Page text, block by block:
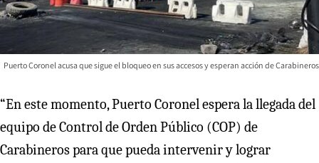
Puerto Coronel acusa que sigue el bloqueo en sus accesos y esperan acción de Carabineros
“En este momento, Puerto Coronel espera la llegada del
equipo de Control de Orden Público (COP) de
Carabineros para que pueda intervenir y lograr